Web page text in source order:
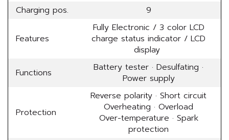
Charging pos. 9
Features
Fully Electronic / 3 color LCD
charge status indicator / LCD
display
Functions
Battery tester · Desulfating ·
Power supply
Protection
Reverse polarity · Short circuit
Overheating · Overload
Over-temperature · Spark
protection